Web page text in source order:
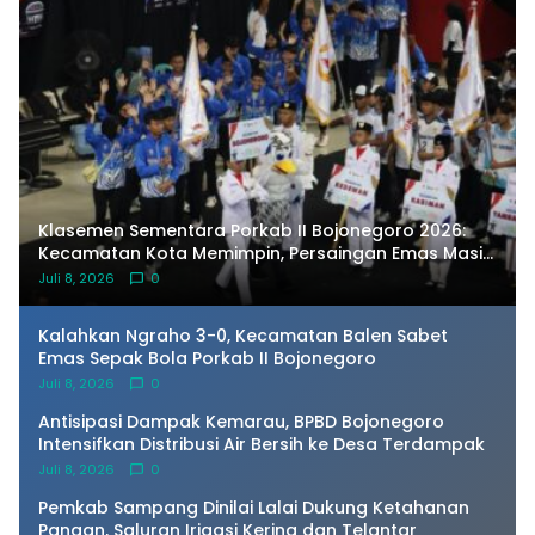
Klasemen Sementara Porkab II Bojonegoro 2026:
Kecamatan Kota Memimpin, Persaingan Emas Masih
Terbuka
Juli 8, 2026 0
Kalahkan Ngraho 3-0, Kecamatan Balen Sabet
Emas Sepak Bola Porkab II Bojonegoro
Juli 8, 2026 0
Antisipasi Dampak Kemarau, BPBD Bojonegoro
Intensifkan Distribusi Air Bersih ke Desa Terdampak
Juli 8, 2026 0
Pemkab Sampang Dinilai Lalai Dukung Ketahanan